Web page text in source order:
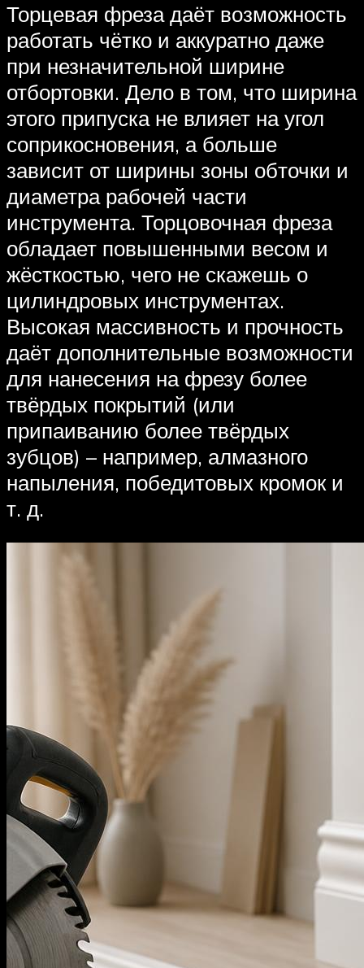
Торцевая фреза даёт возможность
работать чётко и аккуратно даже
при незначительной ширине
отбортовки. Дело в том, что ширина
этого припуска не влияет на угол
соприкосновения, а больше
зависит от ширины зоны обточки и
диаметра рабочей части
инструмента. Торцовочная фреза
обладает повышенными весом и
жёсткостью, чего не скажешь о
цилиндровых инструментах.
Высокая массивность и прочность
даёт дополнительные возможности
для нанесения на фрезу более
твёрдых покрытий (или
припаиванию более твёрдых
зубцов) – например, алмазного
напыления, победитовых кромок и
т. д.